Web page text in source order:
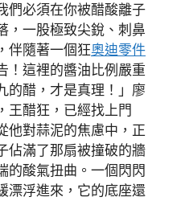
們必須在你被醋酸離子
，一股極致尖銳、刺鼻
伴隨著一個狂奧迪零件
！這裡的醬油比例嚴重
的醋，才是真理！」廖
王醋狂，已經找上門
他對蒜泥的焦慮中，正
佔滿了那扇被撞破的牆
的酸氣扭曲。一個閃閃
漂浮進來，它的底座還